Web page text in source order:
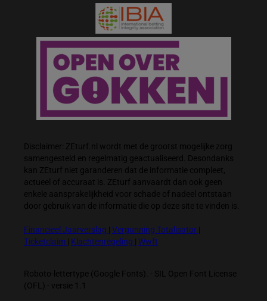
Disclaimer: ZEturf.nl wordt met de grootst mogelijke zorg
samengesteld en regelmatig geactualiseerd. Desondanks
kan ZEturf niet garanderen dat de informatie compleet,
actueel of accuraat is. ZEturf aanvaardt dan ook geen
enkele aansprakelijkheid voor schade of nadeel ontstaan
door gebruik van de informatie die op deze site te vinden is.
Financieel Jaarverslag Vergunning Totalisator
Ticketclaim
Klachtenregeling Wwft
Roboto-lettertype (Google Fonts). - SIL Open Font License
(OFL) - versie 1.1